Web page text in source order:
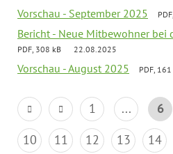
Vorschau - September 2025
Bericht - Neue Mitbewohner bei
PDF, 308 kB 22.08.2025
Vorschau - August 2025 PDF,
1 ... 6
10
11 12 13 14